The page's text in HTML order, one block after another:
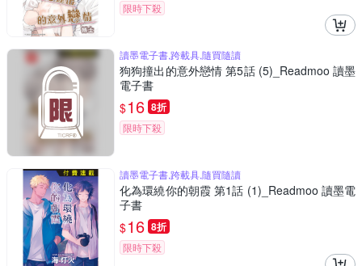
限時下殺
讀墨電子書,跨載具,隨買隨讀
狗狗撞出的意外戀情 第5話 (5)_Readmoo 讀墨
電子書
$16 8折
限時下殺
讀墨電子書,跨載具,隨買隨讀
化為環繞你的朝霞 第1話 (1)_Readmoo 讀墨電
子書
$16 8折
限時下殺